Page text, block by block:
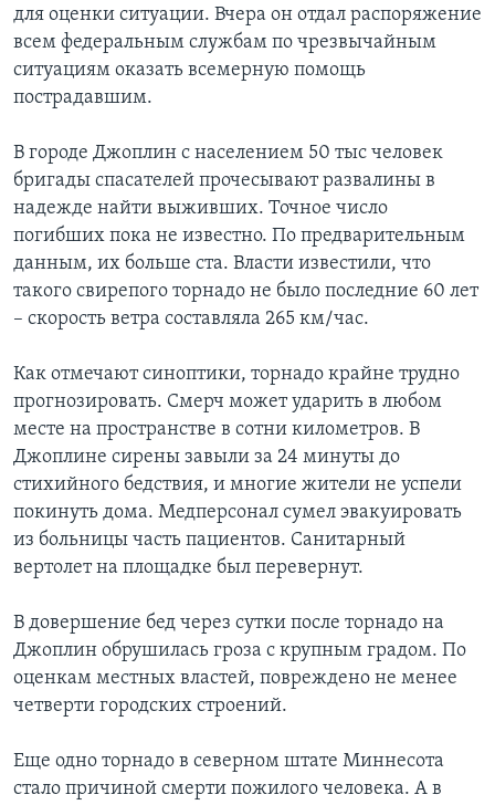
для оценки ситуации. Вчера он отдал распоряжение
всем федеральным службам по чрезвычайным
ситуациям оказать всемерную помощь
пострадавшим.
В городе Джоплин с населением 50 тыс человек
бригады спасателей прочесывают развалины в
надежде найти выживших. Точное число
погибших пока не известно. По предварительным
данным, их больше ста. Власти известили, что
такого свирепого торнадо не было последние 60 лет
– скорость ветра составляла 265 км/час.
Как отмечают синоптики, торнадо крайне трудно
прогнозировать. Смерч может ударить в любом
месте на пространстве в сотни километров. В
Джоплине сирены завыли за 24 минуты до
стихийного бедствия, и многие жители не успели
покинуть дома. Медперсонал сумел эвакуировать
из больницы часть пациентов. Санитарный
вертолет на площадке был перевернут.
В довершение бед через сутки после торнадо на
Джоплин обрушилась гроза с крупным градом. По
оценкам местных властей, повреждено не менее
четверти городских строений.
Еще одно торнадо в северном штате Миннесота
стало причиной смерти пожилого человека. А в